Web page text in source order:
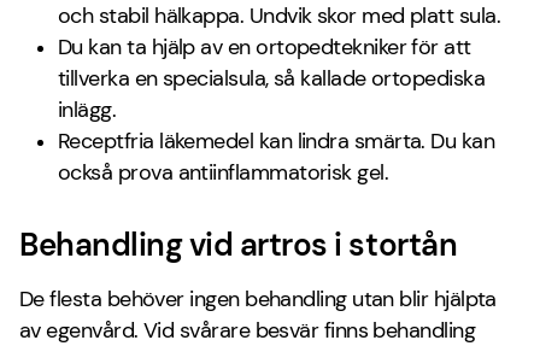
och stabil hälkappa. Undvik skor med platt sula.
Du kan ta hjälp av en ortopedtekniker för att
tillverka en specialsula, så kallade ortopediska
inlägg.
Receptfria läkemedel kan lindra smärta. Du kan
också prova antiinflammatorisk gel.
Behandling vid artros i stortån
De flesta behöver ingen behandling utan blir hjälpta
av egenvård. Vid svårare besvär finns behandling